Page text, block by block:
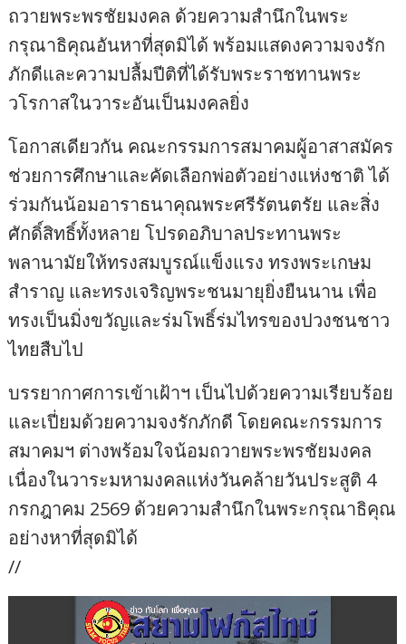
ถวายพระพรชัยมงคล ด้วยความสำนึกในพระ
กรุณาธิคุณอันหาที่สุดมิได้ พร้อมแสดงความจงรัก
ภักดีและความปลื้มปีติที่ได้รับพระราชทานพระ
วโรกาสในวาระอันเป็นมงคลยิ่ง
โอกาสเดียวกัน คณะกรรมการสมาคมผู้อาสาสมัคร
ช่วยการศึกษาและคัดเลือกพ่อตัวอย่างแห่งชาติ ได้
ร่วมกันน้อมอาราธนาคุณพระศรีรัตนตรัย และสิ่ง
ศักดิ์สิทธิ์ทั้งหลาย โปรดอภิบาลประทานพระ
พลานามัยให้ทรงสมบูรณ์แข็งแรง ทรงพระเกษม
สำราญ และทรงเจริญพระชนมายุยิ่งยืนนาน เพื่อ
ทรงเป็นมิ่งขวัญและร่มโพธิ์ร่มไทรของปวงชนชาว
ไทยสืบไป
บรรยากาศการเข้าเฝ้าฯ เป็นไปด้วยความเรียบร้อย
และเปี่ยมด้วยความจงรักภักดี โดยคณะกรรมการ
สมาคมฯ ต่างพร้อมใจน้อมถวายพระพรชัยมงคล
เนื่องในวาระมหามงคลแห่งวันคล้ายวันประสูติ 4
กรกฎาคม 2569 ด้วยความสำนึกในพระกรุณาธิคุณ
อย่างหาที่สุดมิได้
//